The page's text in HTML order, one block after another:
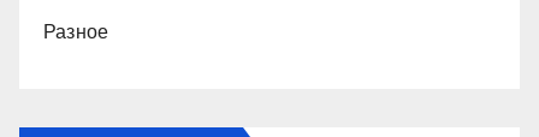
Разное